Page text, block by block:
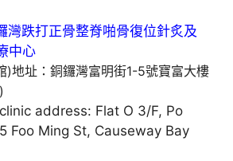
)地址：銅鑼灣富明街1-5號寶富大樓
address: Flat O 3/F, Po
Foo Ming St, Causeway Bay